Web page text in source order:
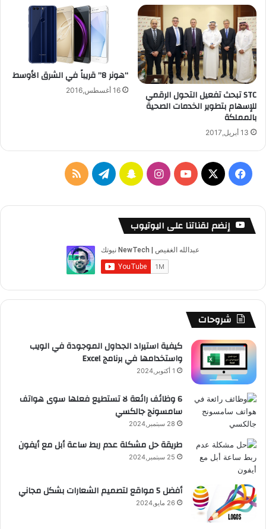
STC تبحث تفعيل التحول الرقمي
للإسهام بتطوير الخدمات الصحية
بالمملكة
13 أبريل,2017
“هونر 8” قريباً في الشرق الأوسط
16 أغسطس,2016
فيسبوك
‫X
‫YouTubeانستقرامسناب تيلقرامملخص
إنضم لقناتنا على اليوتيوب
شروحات
كيفية استيراد الجداول الموجودة في الويب
واستخدامها في برنامج Excel
1 أكتوبر,2024
6 وظائف رائعة لا تستطيع فعلها سوى هواتف
سامسونج جالكسي
28 سبتمبر,2024
طريقة حل مشكلة عدم ربط ساعة أبل مع أيفون
25 سبتمبر,2024
أفضل 5 مواقع لتصميم الشعارات بشكل مجاني
26 مايو,2024